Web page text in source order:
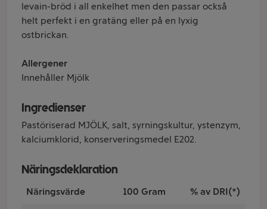
levain-bröd i all enkelhet men den passar också
helt perfekt i en gratäng eller på en lyxig
ostbrickan.
Allergener
Innehåller Mjölk
Ingredienser
Pastöriserad MJÖLK, salt, syrningskultur, ystenzym,
kalciumklorid, konserveringsmedel E202.
Näringsdeklaration
Näringsvärde 100 Gram % av DRI(*)